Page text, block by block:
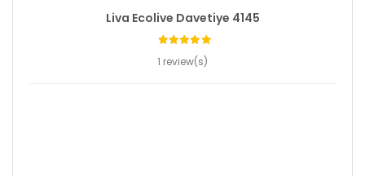
Liva Ecolive Davetiye 4145
1 review(s)